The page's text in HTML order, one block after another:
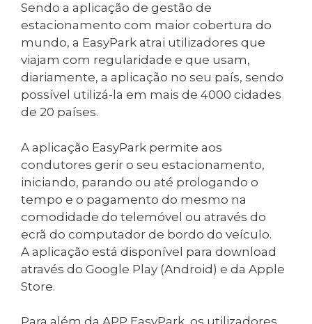
Sendo a aplicação de gestão de
estacionamento com maior cobertura do
mundo, a EasyPark atrai utilizadores que
viajam com regularidade e que usam,
diariamente, a aplicação no seu país, sendo
possível utilizá-la em mais de 4000 cidades
de 20 países.
A aplicação EasyPark permite aos
condutores gerir o seu estacionamento,
iniciando, parando ou até prologando o
tempo e o pagamento do mesmo na
comodidade do telemóvel ou através do
ecrã do computador de bordo do veículo.
A aplicação está disponível para download
através do Google Play (Android) e da Apple
Store.